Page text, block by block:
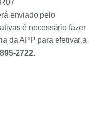
enviado pelo
é necessário fazer
da APP para efetivar a
2722.